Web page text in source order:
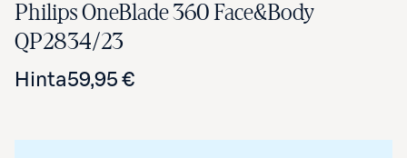
Philips OneBlade 360 Face&Body
QP2834/23
Hinta59,95 €